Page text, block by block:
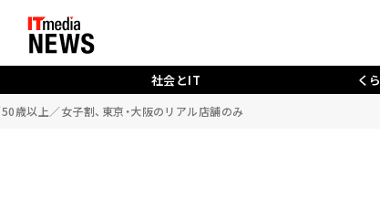
社会とIT く
歳以上／女子割、東京・大阪のリアル店舗のみ